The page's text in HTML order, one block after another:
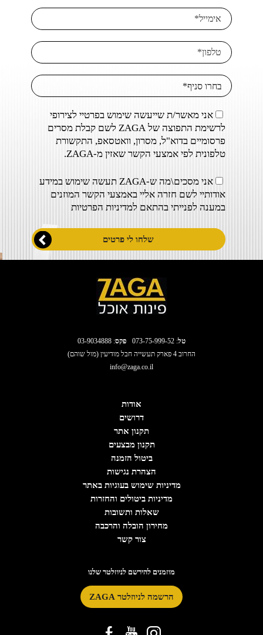
אני מאשר/ת שייעשה שימוש בפרטיי לצירופי
לרשימת התפוצה של ZAGA לשם קבלת מסרים
פרסומיים בדוא"ל, מסרון, וואטסאפ, התקשורת
טלפונית לפי אמצעי הקשר שאזין מ-ZAGA.
אני מסכים\מה ש-ZAGA תעשה שימוש במידע
אודותיי לשם חזרה אליי באמצעי הקשר המוזנים
במענה לפנייתי בהתאם למדיניות הפרטיות
טל:
073-75-999-52 פקס: 03-9034888
החרוב 4 פארק תעשייה חבל מודיעין (מול שוהם)
info@zaga.co.il
אודות
דרושים
תקנון אתר
תקנון מבצעים
ביטול הזמנה
הצהרת נגישות
מדיניות שימוש בעוגיות באתר
מדיניות ביטולים והחזרות
שאלות ותשובות
מחירון הובלה והרכבה
צור קשר
מוזמנים להירשם לניוזלטר שלנו
הרשמה לניוזלטר ZAGA